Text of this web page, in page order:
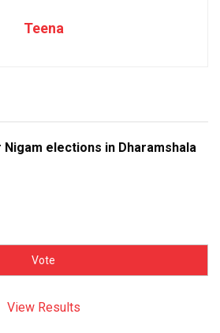
Teena
Nigam elections in Dharamshala
View Results